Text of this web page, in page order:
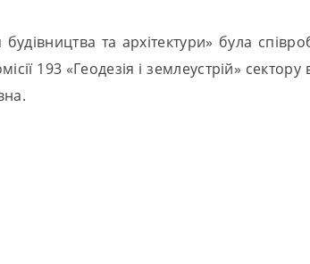
та архітектури» була
193 «Геодезія і землеустрій»